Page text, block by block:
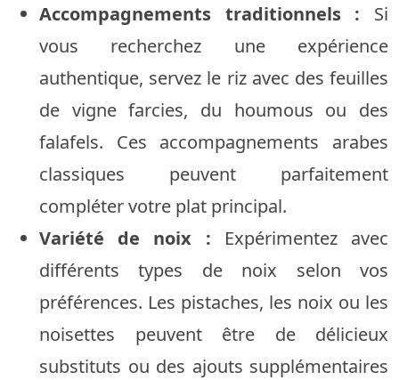
Accompagnements traditionnels : Si
vous recherchez une expérience
authentique, servez le riz avec des feuilles
de vigne farcies, du houmous ou des
falafels. Ces accompagnements arabes
classiques peuvent parfaitement
compléter votre plat principal.
Variété de noix : Expérimentez avec
différents types de noix selon vos
préférences. Les pistaches, les noix ou les
noisettes peuvent être de délicieux
substituts ou des ajouts supplémentaires